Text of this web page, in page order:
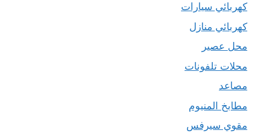
كهربائي سيارات
كهربائي منازل
محل عصير
محلات تلفونات
مصاعد
مطابخ المنيوم
مقوي سيرفس